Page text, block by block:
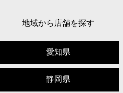
地域から店舗を探す
愛知県
静岡県